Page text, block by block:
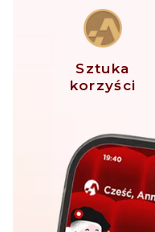
Sztuka
korzyści